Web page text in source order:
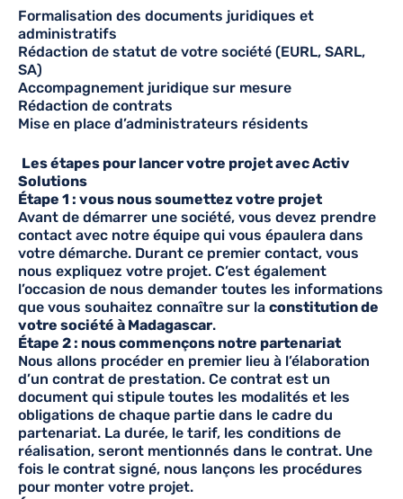
Formalisation des documents juridiques et
administratifs
Rédaction de statut de votre société (EURL, SARL,
SA)
Accompagnement juridique sur mesure
Rédaction de contrats
Mise en place d’administrateurs résidents
Les étapes pour lancer votre projet avec Activ
Solutions
Étape 1 : vous nous soumettez votre projet
Avant de démarrer une société, vous devez prendre
contact avec notre équipe qui vous épaulera dans
votre démarche. Durant ce premier contact, vous
nous expliquez votre projet. C’est également
l’occasion de nous demander toutes les informations
que vous souhaitez connaître sur la constitution de
votre société à Madagascar.
Étape 2 : nous commençons notre partenariat
Nous allons procéder en premier lieu à l’élaboration
d’un contrat de prestation. Ce contrat est un
document qui stipule toutes les modalités et les
obligations de chaque partie dans le cadre du
partenariat. La durée, le tarif, les conditions de
réalisation, seront mentionnés dans le contrat. Une
fois le contrat signé, nous lançons les procédures
pour monter votre projet.